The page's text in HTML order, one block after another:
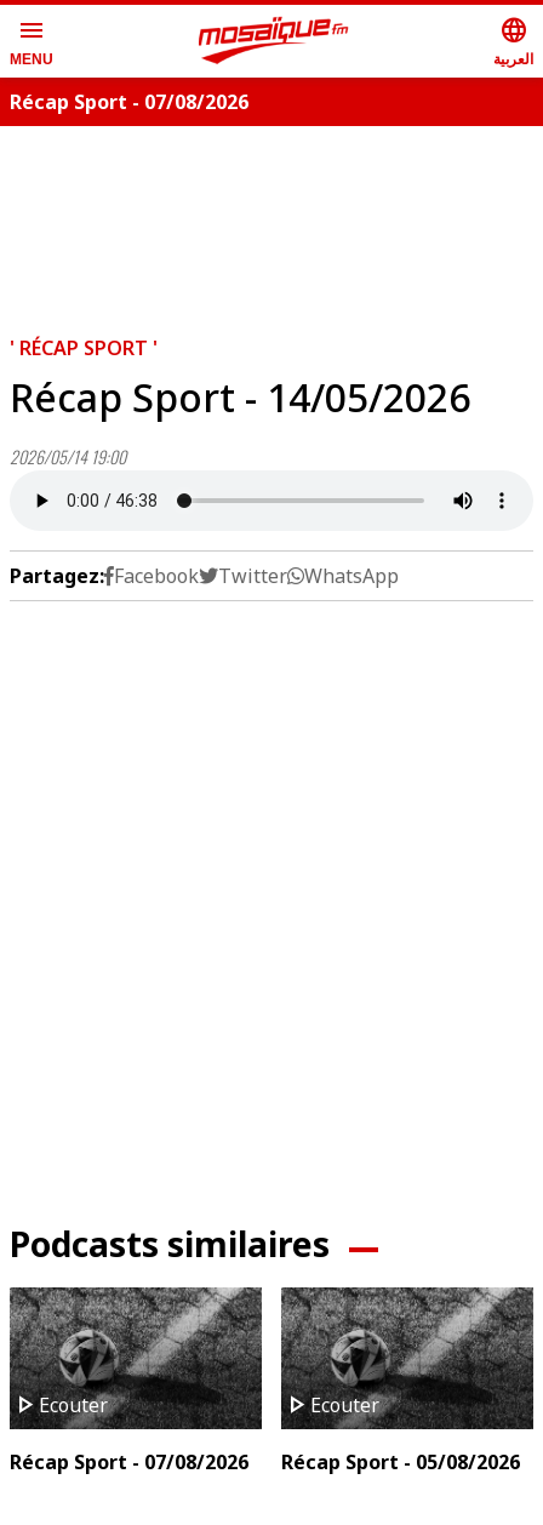
menu
MENU
language
العربية
Récap Sport - 07/08/2026
' RÉCAP SPORT '
Récap Sport - 14/05/2026
2026/05/14 19:00
Partagez: Facebook Twitter WhatsApp
Podcasts similaires
play_arrowEcouter
Récap Sport - 07/08/2026
play_arrowEcouter
Récap Sport - 05/08/2026